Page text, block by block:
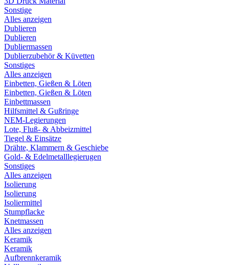
Sonstige
Alles anzeigen
Dublieren
Dublieren
Dubliermassen
Dublierzubehör & Küvetten
Sonstiges
Alles anzeigen
Einbetten, Gießen & Löten
Einbetten, Gießen & Löten
Einbettmassen
Hilfsmittel & Gußringe
NEM-Legierungen
Lote, Fluß- & Abbeizmittel
Tiegel & Einsätze
Drähte, Klammern & Geschiebe
Gold- & Edelmetalllegierugen
Sonstiges
Alles anzeigen
Isolierung
Isolierung
Isoliermittel
Stumpflacke
Knetmassen
Alles anzeigen
Keramik
Keramik
Aufbrennkeramik